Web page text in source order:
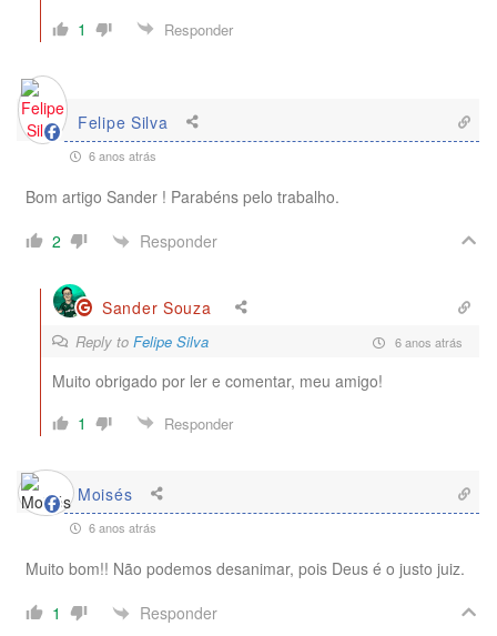
1
Responder
Felipe Silva
6 anos atrás
Bom artigo Sander ! Parabéns pelo trabalho.
2
Responder
Sander Souza
Reply to Felipe Silva 6 anos atrás
Muito obrigado por ler e comentar, meu amigo!
1
Responder
Moisés
6 anos atrás
Muito bom!! Não podemos desanimar, pois Deus é o justo juiz.
1
Responder